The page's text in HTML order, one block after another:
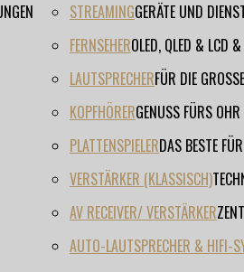
STREAMINGGERÄTE UND
FERNSEHEROLED, QLED & LCD
LAUTSPRECHERFÜR DIE
KOPFHÖRERGENUSS FÜRS OHR
PLATTENSPIELERDAS BESTE
VERSTÄRKER (KLASSISCH)
AV RECEIVER/ VERSTÄRKER
AUTO-LAUTSPRECHER & HIFI-